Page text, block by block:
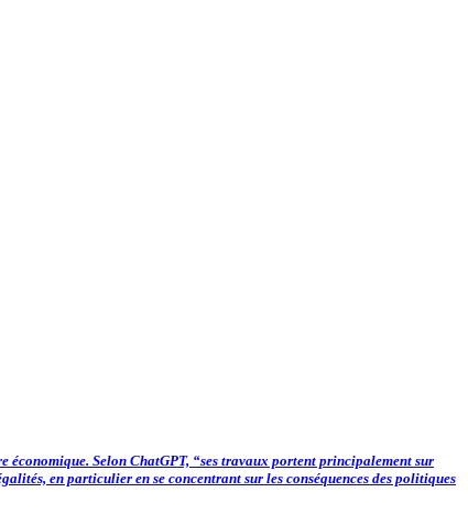
Selon ChatGPT, “ses travaux portent principalement sur
en particulier en se concentrant sur les conséquences des politiques